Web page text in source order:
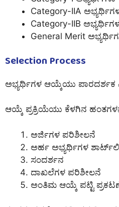
Category-IIA
Category-IIB
General Merit
Selection Process
ಅಭ್ಯರ್ಥಿಗಳ ಆಯ್ಕೆಯು
ಆಯ್ಕೆ ಪ್ರಕ್ರಿಯೆಯು ಕೆಳಗಿನ
ಅರ್ಜಿಗಳ ಪರಿಶೀಲನೆ
ಅರ್ಹ ಅಭ್ಯರ್ಥಿಗಳ
ಸಂದರ್ಶನ
ದಾಖಲೆಗಳ ಪರಿಶೀಲನೆ
ಅಂತಿಮ ಆಯ್ಕೆ ಪಟ್ಟಿ